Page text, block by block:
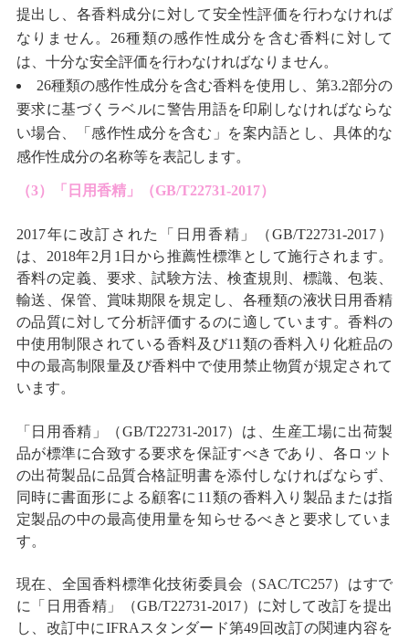
提出し、各香料成分に対して安全性評価を行わなければ
なりません。26種類の感作性成分を含む香料に対して
は、十分な安全評価を行わなければなりません。
26種類の感作性成分を含む香料を使用し、第3.2部分の
要求に基づくラベルに警告用語を印刷しなければならな
い場合、「感作性成分を含む」を案内語とし、具体的な
感作性成分の名称等を表記します。
（3）「日用香精」（GB/T22731-2017）
2017年に改訂された「日用香精」（GB/T22731-2017）
は、2018年2月1日から推薦性標準として施行されます。
香料の定義、要求、試験方法、検査規則、標識、包装、
輸送、保管、賞味期限を規定し、各種類の液状日用香精
の品質に対して分析評価するのに適しています。香料の
中使用制限されている香料及び11類の香料入り化粧品の
中の最高制限量及び香料中で使用禁止物質が規定されて
います。
「日用香精」（GB/T22731-2017）は、生産工場に出荷製
品が標準に合致する要求を保証すべきであり、各ロット
の出荷製品に品質合格証明書を添付しなければならず、
同時に書面形による顧客に11類の香料入り製品または指
定製品の中の最高使用量を知らせるべきと要求していま
す。
現在、全国香料標準化技術委員会（SAC/TC257）はすで
に「日用香精」（GB/T22731-2017）に対して改訂を提出
し、改訂中にIFRAスタンダード第49回改訂の関連内容を